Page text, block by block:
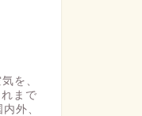
を、
まで
外、